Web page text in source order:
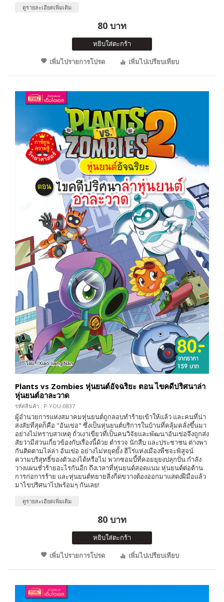
ดูรายละเอียดเพิ่มเติม
80 บาท
หยิบใส่ตะกร้า
เพิ่มไปรายการโปรด
เพิ่มไปเปรียบเทียบ
Plants vs Zombies หุ่นยนต์อัจฉริยะ ตอน ไขคดีปริศนาล่า
หุ่นยนต์อาละวาด
รหัสสินค้า : P-YOU-0837
ผู้อำนวยการแห่งสมาคมหุ่นยนต์ถูกลอบทำร้ายเข้าให้แล้ว และคนที่น่า
สงสัยที่สุดก็คือ "อันเข่อ" ซึ่งเป็นหุ่นยนต์บริการในบ้านที่คลุ้มคลั่งขึ้นมา
อย่างไม่ทราบสาเหตุ ถั่วเงาเขียวที่เป็นคนวิจัยและพัฒนาอันเข่อจึงถูกส่ง
สัยว่ามีส่วนเกี่ยวข้องกับเรื่องนี้ด้วย ตำรวจ นักสืบ และประชาชน ต่างพา
กันติดตามไล่ล่า อันเข่อ อย่างไม่หยุดยั้ง ฮีโร่เเห่งเมืองพืชจะพิสูจน์
ความบริสุทธิ์ของตัวเองได้หรือไม่ พวกซอมบี้ที่คอยยุยงปลุกปั่น กำลัง
วางแผนชั่วร้ายอะไรกันอีก ถึงเวลาที่หุ่นยนต์สอดแนม หุ่นยนต์ต่อต้าน
การก่อการร้าย และหุ่นยนต์ทยายสิ่งกีดขวางต้องออกมาแสดงฝีมือแล้ว
มาไขปริศนาไปพร้อมๆ กันเลย!
ดูรายละเอียดเพิ่มเติม
80 บาท
หยิบใส่ตะกร้า
เพิ่มไปรายการโปรด
เพิ่มไปเปรียบเทียบ